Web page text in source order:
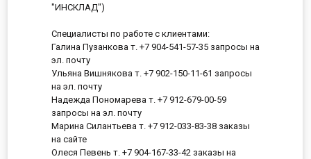
"ИНСКЛАД")
Специалисты по работе с клиентами:
Галина Пузанкова т. +7 904-541-57-35 запросы на
эл. почту
Ульяна Вишнякова т. +7 902-150-11-61 запросы
на эл. почту
Надежда Пономарева т. +7 912-679-00-59
запросы на эл. почту
Марина Силантьева т. +7 912-033-83-38 заказы
на сайте
Олеся Певень т. +7 904-167-33-42 заказы на